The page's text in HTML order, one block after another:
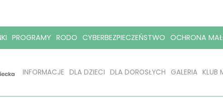
PROGRAMY RODO CYBERBEZPIECZEŃSTWO OCHRONA
INFORMACJE DLA DZIECI DLA DOROSŁYCH GALERIA KLUB